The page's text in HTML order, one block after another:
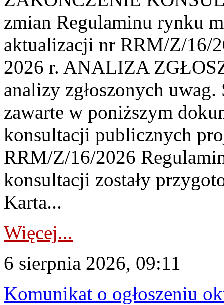
zmian Regulaminu rynku
aktualizacji nr RRM/Z/16/
2026 r. ANALIZA
analizy zgłoszonych
zawarte w poniższym
konsultacji publicznych
RRM/Z/16/2026
konsultacji zostały
Karta...
Więcej...
6 sierpnia 2026, 09:11
Komunikat o ogłoszeniu